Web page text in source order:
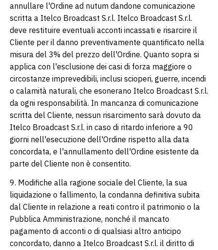
annullare l'Ordine ad nutum dandone comunicazione
scritta a Itelco Broadcast S.r.l. Itelco Broadcast S.r.l.
deve restituire eventuali acconti incassati e risarcire il
Cliente per il danno preventivamente quantificato nella
misura del 3% del prezzo dell'Ordine. Quanto sopra si
applica con l'esclusione dei casi di forza maggiore o
circostanze imprevedibili, inclusi scioperi, guerre, incendi
o calamità naturali, che esonerano Itelco Broadcast S.r.l.
da ogni responsabilità. In mancanza di comunicazione
scritta del Cliente, nessun risarcimento sarà dovuto da
Itelco Broadcast S.r.l. in caso di ritardo inferiore a 90
giorni nell'esecuzione dell'Ordine rispetto alla data
concordata, e l'annullamento dell'Ordine esistente da
parte del Cliente non è consentito.
9. Modifiche alla ragione sociale del Cliente, la sua
liquidazione o fallimento, la condanna definitiva subita
dal Cliente in relazione a reati contro il patrimonio o la
Pubblica Amministrazione, nonché il mancato
pagamento di acconti o di qualsiasi altro anticipo
concordato, danno a Itelco Broadcast S.r.l. il diritto di